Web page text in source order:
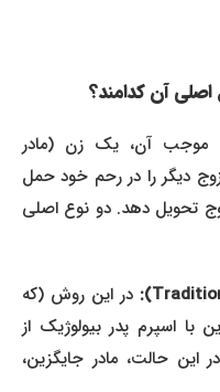
آن، یک زن (مادر
را در رحم خود حمل
تحویل دهد. دو نوع اصلی
در این روش (که
اسپرم پدر بیولوژیک از
حالت، مادر جایگزین،